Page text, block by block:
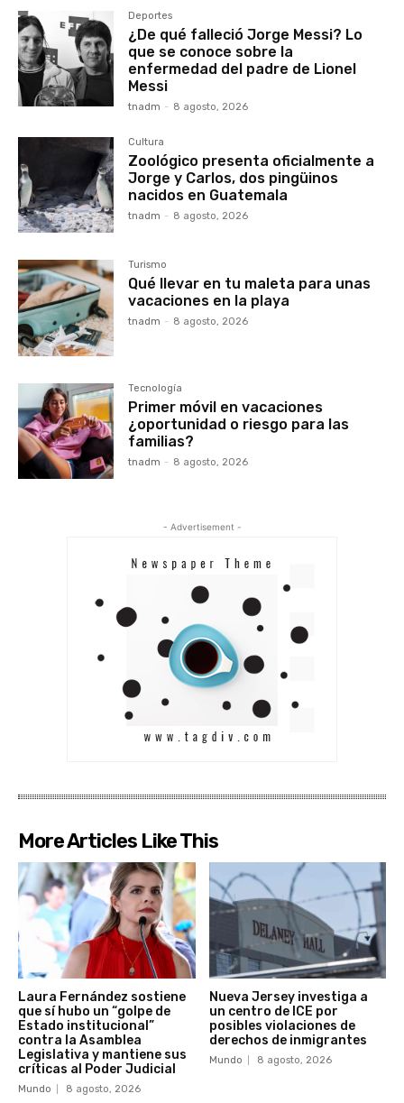
Deportes
¿De qué falleció Jorge Messi? Lo
que se conoce sobre la
enfermedad del padre de Lionel
Messi
tnadm - 8 agosto, 2026
Cultura
Zoológico presenta oficialmente a
Jorge y Carlos, dos pingüinos
nacidos en Guatemala
tnadm - 8 agosto, 2026
Turismo
Qué llevar en tu maleta para unas
vacaciones en la playa
tnadm - 8 agosto, 2026
Tecnología
Primer móvil en vacaciones
¿oportunidad o riesgo para las
familias?
tnadm - 8 agosto, 2026
- Advertisement -
More Articles Like This
Laura Fernández sostiene
que sí hubo un “golpe de
Estado institucional”
contra la Asamblea
Legislativa y mantiene sus
críticas al Poder Judicial
Mundo 8 agosto, 2026
Nueva Jersey investiga a
un centro de ICE por
posibles violaciones de
derechos de inmigrantes
Mundo 8 agosto, 2026